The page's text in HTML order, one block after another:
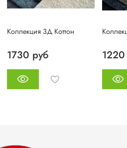
Коллекция 3Д Коттон
1730 руб